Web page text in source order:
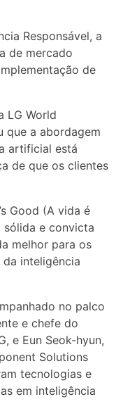
Responsável, a
de mercado
de
LG World
que a abordagem
artificial está
de que os clientes
Good (A vida é
sólida e convicta
melhor para os
da inteligência
no palco
e chefe do
e Eun Seok-hyun,
Solutions
tecnologias e
em inteligência